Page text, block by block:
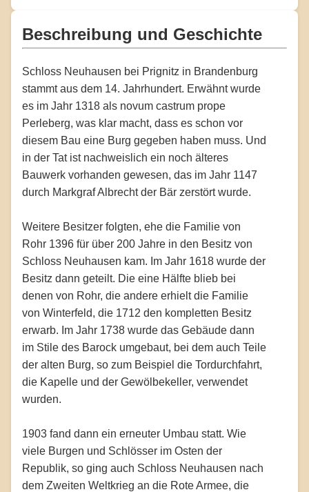
Beschreibung und Geschichte
Schloss Neuhausen bei Prignitz in Brandenburg
stammt aus dem 14. Jahrhundert. Erwähnt wurde
es im Jahr 1318 als novum castrum prope
Perleberg, was klar macht, dass es schon vor
diesem Bau eine Burg gegeben haben muss. Und
in der Tat ist nachweislich ein noch älteres
Bauwerk vorhanden gewesen, das im Jahr 1147
durch Markgraf Albrecht der Bär zerstört wurde.
Weitere Besitzer folgten, ehe die Familie von
Rohr 1396 für über 200 Jahre in den Besitz von
Schloss Neuhausen kam. Im Jahr 1618 wurde der
Besitz dann geteilt. Die eine Hälfte blieb bei
denen von Rohr, die andere erhielt die Familie
von Winterfeld, die 1712 den kompletten Besitz
erwarb. Im Jahr 1738 wurde das Gebäude dann
im Stile des Barock umgebaut, bei dem auch Teile
der alten Burg, so zum Beispiel die Tordurchfahrt,
die Kapelle und der Gewölbekeller, verwendet
wurden.
1903 fand dann ein erneuter Umbau statt. Wie
viele Burgen und Schlösser im Osten der
Republik, so ging auch Schloss Neuhausen nach
dem Zweiten Weltkrieg an die Rote Armee, die